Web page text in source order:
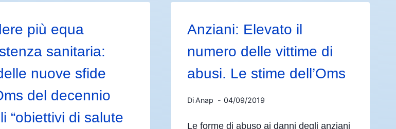
più equa
sanitaria:
nuove sfide
del decennio
“obiettivi di salute
Anziani: Elevato il
numero delle vittime di
abusi. Le stime dell’Oms
DiAnap 04/09/2019
Le forme di abuso ai danni degli anziani